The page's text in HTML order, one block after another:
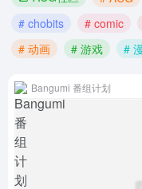
# chobits
# comic
# 动画
# 游戏 #
Bangumi 番组计划